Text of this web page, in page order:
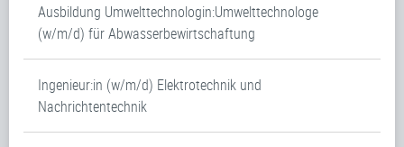
Ausbildung Umwelttechnologin:Umwelttechnologe
(w/m/d) für Abwasserbewirtschaftung
Ingenieur:in (w/m/d) Elektrotechnik und
Nachrichtentechnik